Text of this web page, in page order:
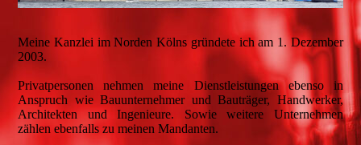
Meine Kanzlei im Norden Kölns gründete ich am 1. Dezember
2003.
Privatpersonen nehmen meine Dienstleistungen ebenso in
Anspruch wie Bauunternehmer und Bauträger, Handwerker,
Architekten und Ingenieure. Sowie weitere Unternehmen
zählen ebenfalls zu meinen Mandanten.